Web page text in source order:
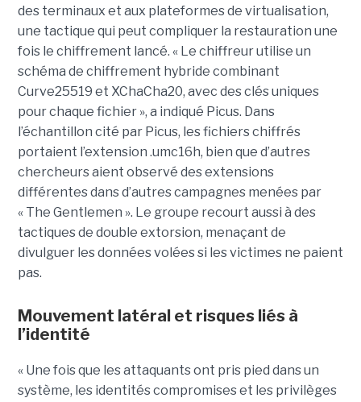
des terminaux et aux plateformes de virtualisation,
une tactique qui peut compliquer la restauration une
fois le chiffrement lancé. « Le chiffreur utilise un
schéma de chiffrement hybride combinant
Curve25519 et XChaCha20, avec des clés uniques
pour chaque fichier », a indiqué Picus. Dans
l’échantillon cité par Picus, les fichiers chiffrés
portaient l’extension .umc16h, bien que d’autres
chercheurs aient observé des extensions
différentes dans d’autres campagnes menées par
« The Gentlemen ». Le groupe recourt aussi à des
tactiques de double extorsion, menaçant de
divulguer les données volées si les victimes ne paient
pas.
Mouvement latéral et risques liés à
l’identité
« Une fois que les attaquants ont pris pied dans un
système, les identités compromises et les privilèges